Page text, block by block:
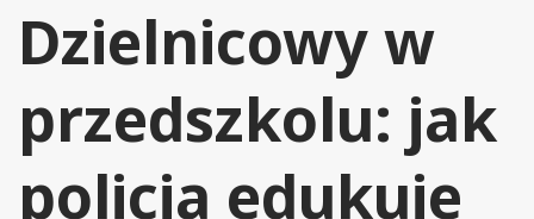
Dzielnicowy w
przedszkolu: jak
policja edukuje